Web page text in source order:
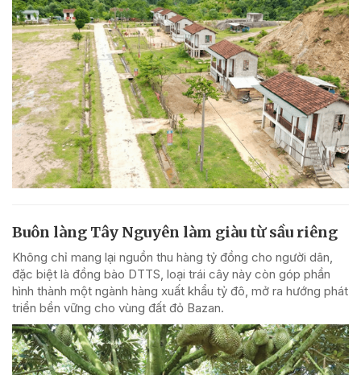
Buôn làng Tây Nguyên làm giàu từ sầu riêng
Không chỉ mang lại nguồn thu hàng tỷ đồng cho người dân,
đặc biệt là đồng bào DTTS, loại trái cây này còn góp phần
hình thành một ngành hàng xuất khẩu tỷ đô, mở ra hướng phát
triển bền vững cho vùng đất đỏ Bazan.